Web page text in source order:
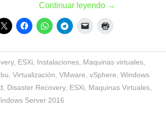
Continuar leyendo →
, ESXi Instalaciones Maquinas virtuales
Virtualización VMware vSphere Windows
Disaster Recovery, ESXi Maquinas Virtuales
Server 2016